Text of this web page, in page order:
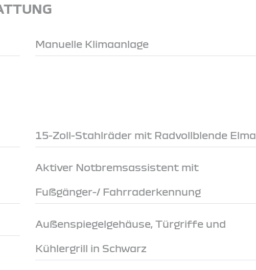
Manuelle Klimaanlage
15-Zoll-Stahlräder mit Radvollblende Elma
Aktiver Notbremsassistent mit
Fußgänger-/ Fahrraderkennung
Außenspiegelgehäuse, Türgriffe und
Kühlergrill in Schwarz